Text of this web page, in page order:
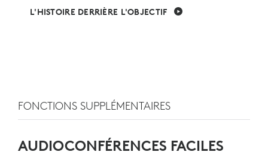
L'HISTOIRE DERRIÈRE L'OBJECTIF
FONCTIONS SUPPLÉMENTAIRES
AUDIOCONFÉRENCES FACILES